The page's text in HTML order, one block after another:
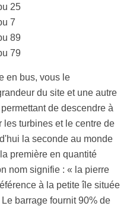
en bus, vous le
du site et une autre
de descendre à
les turbines et le centre de
la seconde au monde
première en quantité
nom signifie : « la pierre
à la petite île située
barrage fournit 90% de